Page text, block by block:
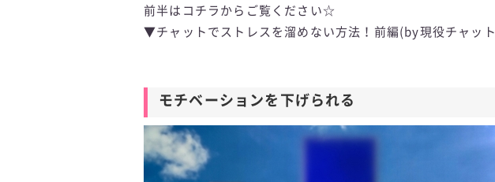
前半はコチラからご覧ください☆
▼チャットでストレスを溜めない方法！前編(by現役チャッ
モチベーションを下げられる